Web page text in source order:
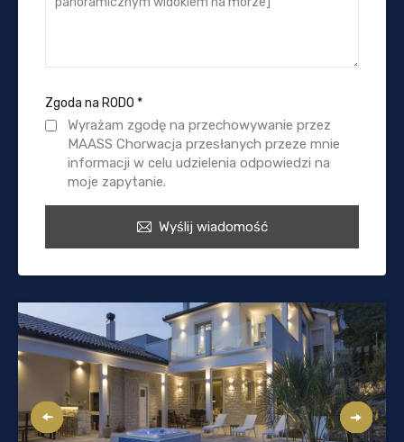
Zgoda na RODO *
Wyrażam zgodę na przechowywanie przez
MAASS Chorwacja przesłanych przeze mnie
informacji w celu udzielenia odpowiedzi na
moje zapytanie.
Wyślij wiadomość